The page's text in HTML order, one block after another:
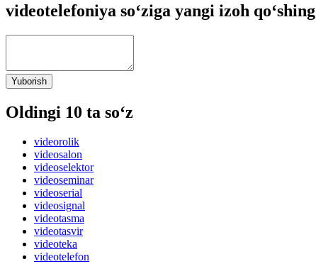
videotelefoniya so‘ziga yangi izoh qo‘shing
Yuborish
Oldingi 10 ta so‘z
videorolik
videosalon
videoselektor
videoseminar
videoserial
videosignal
videotasma
videotasvir
videoteka
videotelefon